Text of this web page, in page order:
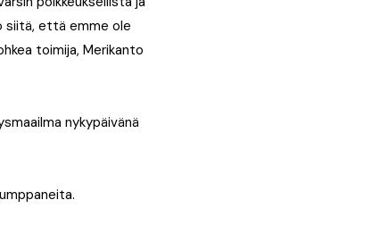
siitä, että emme ole
toimija, Merikanto
nykypäivänä